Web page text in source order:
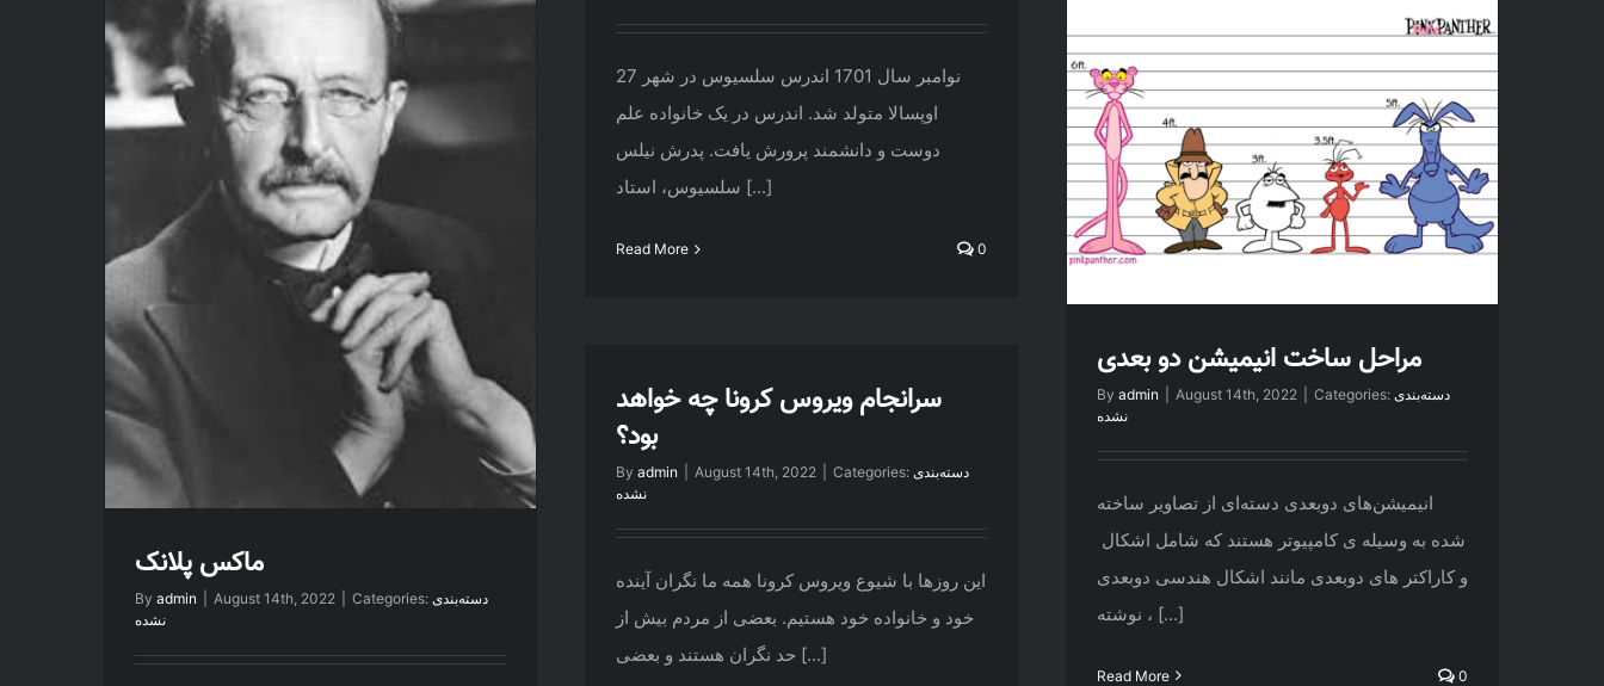
27 نوامبر سال 1701 اندرس سلسیوس در شهر
اوپسالا متولد شد. اندرس در یک خانواده علم
دوست و دانشمند پرورش یافت. پدرش نیلس
سلسیوس، استاد [...]
Read More 0
ماکس پلانک
By admin August 14th, 2022 Categories: دسته‌بندی
نشده
مراحل ساخت انیمیشن دو بعدی
By admin August 14th, 2022 Categories: دسته‌بندی
نشده
انیمیشن‌های دوبعدی دسته‌ای از تصاویر ساخته
شده به وسیله ی کامپیوتر هستند که شامل اشکال
و کاراکتر های دوبعدی مانند اشکال هندسی دوبعدی
، نوشته‌ [...]
Read More 0
سرانجام ویروس کرونا چه خواهد
بود؟
By admin August 14th, 2022 Categories: دسته‌بندی
نشده
این روزها با شیوع ویروس کرونا همه ما نگران آینده
خود و خانواده خود هستیم. بعضی از مردم بیش از
حد نگران هستند و بعضی [...]